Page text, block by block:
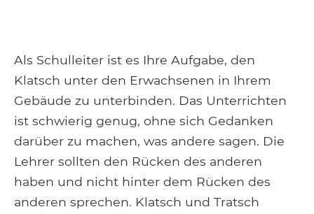
Als Schulleiter ist es Ihre Aufgabe, den
Klatsch unter den Erwachsenen in Ihrem
Gebäude zu unterbinden. Das Unterrichten
ist schwierig genug, ohne sich Gedanken
darüber zu machen, was andere sagen. Die
Lehrer sollten den Rücken des anderen
haben und nicht hinter dem Rücken des
anderen sprechen. Klatsch und Tratsch